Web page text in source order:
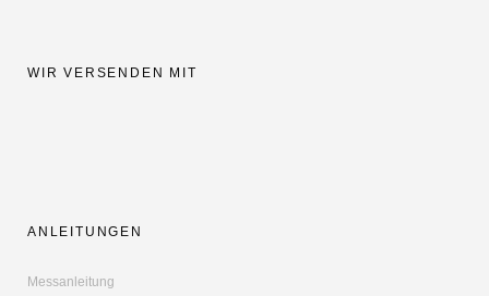
WIR VERSENDEN MIT
ANLEITUNGEN
Messanleitung